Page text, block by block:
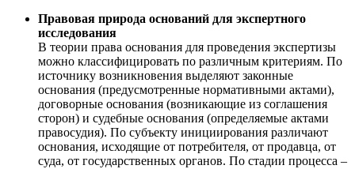
Правовая природа оснований для экспертного
исследования
В теории права основания для проведения экспертизы
можно классифицировать по различным критериям. По
источнику возникновения выделяют законные
основания (предусмотренные нормативными актами),
договорные основания (возникающие из соглашения
сторон) и судебные основания (определяемые актами
правосудия). По субъекту инициирования различают
основания, исходящие от потребителя, от продавца, от
суда, от государственных органов. По стадии процесса –